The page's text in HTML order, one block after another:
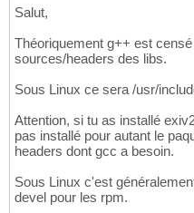
24
26
27
29
31
32
33
35
gcc -Wno-
In file
#include
1 error
error:
Command "/Library/
Salut,
Théoriquement g++ est
sources/headers des libs.
Sous Linux ce sera /usr/
Attention, si tu as installé
pas installé pour autant le
headers dont gcc a besoin.
Sous Linux c'est
devel pour les rpm.